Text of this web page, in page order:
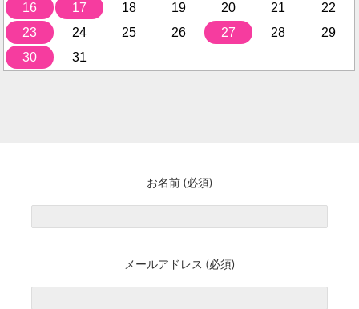
16
17 18 19 20 21
22
23
24 25 26 27 28
29
30
31
お名前 (必須)
メールアドレス (必須)